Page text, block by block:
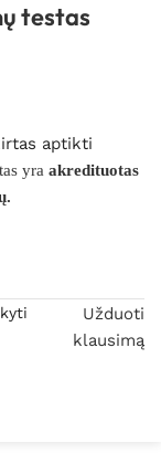
testas
aptikti
yra akredituotas
Užduoti
klausimą